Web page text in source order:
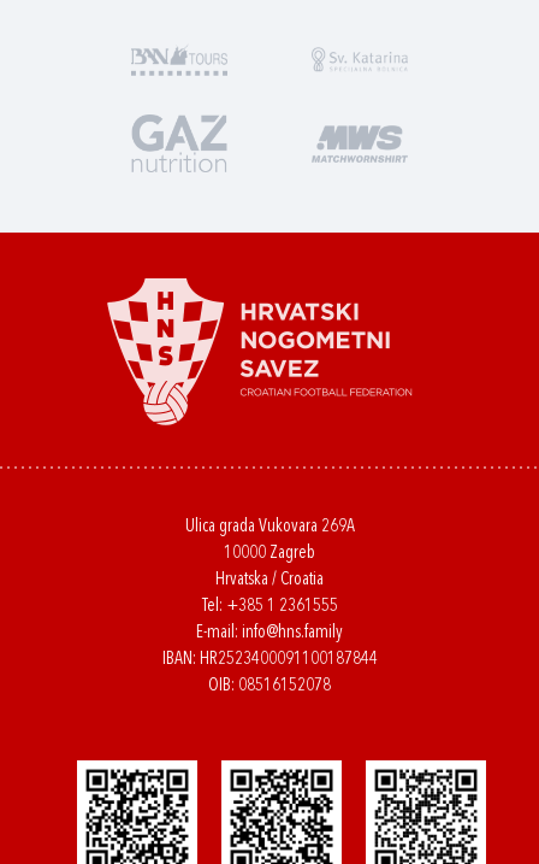
Ulica grada Vukovara 269A
10000 Zagreb
Hrvatska / Croatia
Tel: +385 1 2361555
E-mail: info@hns.family
IBAN: HR2523400091100187844
OIB: 08516152078